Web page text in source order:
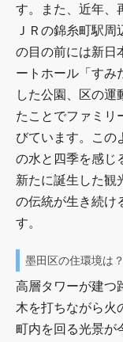
す。また、近年、
ＪＲの錦糸町駅周
の目の前には新日
ートホール「すみ
した公園、区の
たことでファミリ
びています。この
の水と四季を感じ
新たに誕生した観
の伝統が生き続け
す。
墨田区の住環境は
高層タワーが建つ
木を打ちながら火
町内を回る光景が